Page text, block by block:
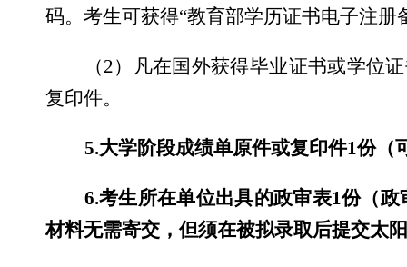
码。考生可获得“教育部学历证书电子注册
（2）凡在国外获得毕业证书或学位
复印件。
5.大学阶段成绩单原件或复印件1份（
6.考生所在单位出具的政审表1份（政
材料无需寄交，但须在被拟录取后提交太